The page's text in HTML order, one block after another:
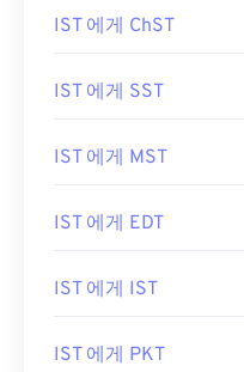
IST 에게 ChST
IST 에게 SST
IST 에게 MST
IST 에게 EDT
IST 에게 IST
IST 에게 PKT